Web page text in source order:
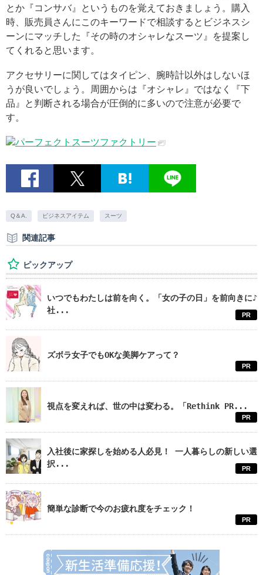
とか『コンサバ』というものを覚えておきましょう。購入
時、販売員さんにこのキーワードで相談するとビジネスシ
ーンにマッチした『その時のオシャレなスーツ』を提案し
てくれると思います。
アクセサリーに関してはタイピン、腕時計以外はしないほ
うが良いでしょう。周囲からは『オシャレ』ではなく『下
品』と判断される場合が圧倒的に多いので注意が必要で
す。
パーフェクトスーツファクトリー
Q＆A. ビジネスアイテム スーツ
関連記事
ピックアップ
いつでもわたしは前を向く。「女の子の日」を前向きに♪
社...
PR
ズボラ女子でもOKな美脚ケアって？
PR
視点を変えれば、世の中は変わる。「Rethink PR...
PR
入社後に家探しを始める人必見！ 一人暮らしの新しい選
択...
PR
簡単な診断で今のお疲れ度をチェック！
PR